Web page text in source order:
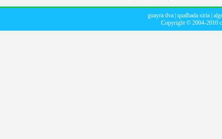
guayra ilva qualhada siria
Copyright © 2004-2010